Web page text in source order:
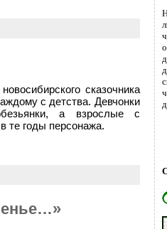
сказочника
с детства. Девчонки
а взрослые с
те годы персонажа.